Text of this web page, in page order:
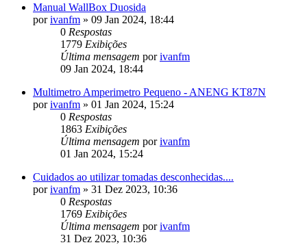
Manual WallBox Duosida
porivanfm » 09 Jan 2024, 18:44
0 Respostas
1779 Exibições
Última mensagem porivanfm
09 Jan 2024, 18:44
Multimetro Amperimetro Pequeno - ANENG KT87N
porivanfm » 01 Jan 2024, 15:24
0 Respostas
1863 Exibições
Última mensagem porivanfm
01 Jan 2024, 15:24
Cuidados ao utilizar tomadas desconhecidas....
porivanfm » 31 Dez 2023, 10:36
0 Respostas
1769 Exibições
Última mensagem porivanfm
31 Dez 2023, 10:36